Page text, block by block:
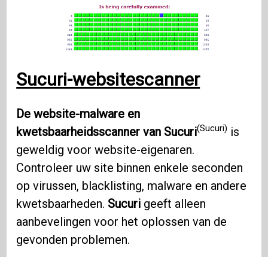
Sucuri-websitescanner
De website-malware en
kwetsbaarheidsscanner van Sucuri(Sucuri) is
geweldig voor website-eigenaren.
Controleer uw site binnen enkele seconden
op virussen, blacklisting, malware en andere
kwetsbaarheden. Sucuri geeft alleen
aanbevelingen voor het oplossen van de
gevonden problemen.